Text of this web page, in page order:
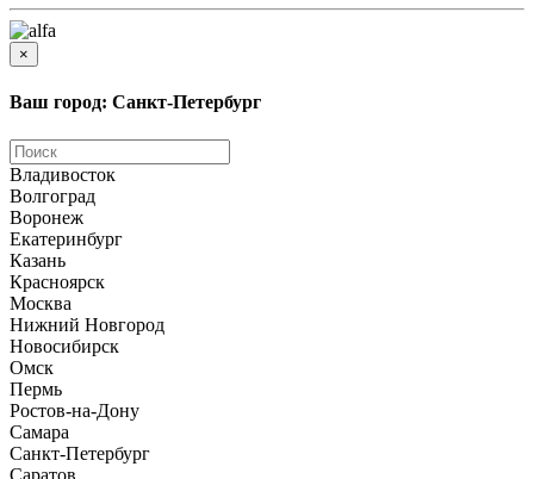
×
Ваш город: Санкт-Петербург
Владивосток
Волгоград
Воронеж
Екатеринбург
Казань
Красноярск
Москва
Нижний Новгород
Новосибирск
Омск
Пермь
Ростов-на-Дону
Самара
Санкт-Петербург
Саратов